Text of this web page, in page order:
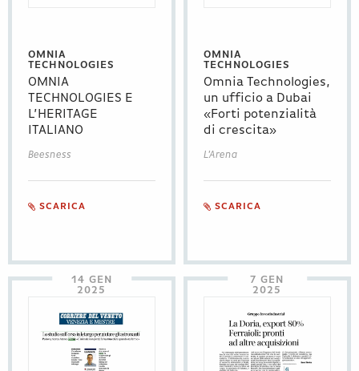
OMNIA
TECHNOLOGIES
OMNIA
TECHNOLOGIES E
L’HERITAGE
ITALIANO
Beesness
SCARICA
OMNIA
TECHNOLOGIES
Omnia Technologies,
un ufficio a Dubai
«Forti potenzialità
di crescita»
L'Arena
SCARICA
14 GEN
2025
7 GEN
2025